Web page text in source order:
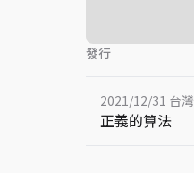
發行
2021/12/31 台灣
正義的算法